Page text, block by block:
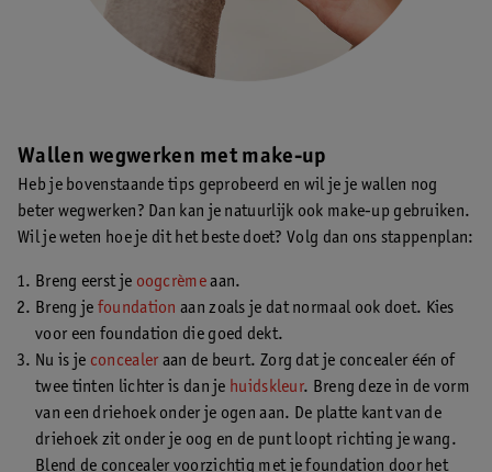
Wallen wegwerken met make-up
Heb je bovenstaande tips geprobeerd en wil je je wallen nog
beter wegwerken? Dan kan je natuurlijk ook make-up gebruiken.
Wil je weten hoe je dit het beste doet? Volg dan ons stappenplan:
Breng eerst je oogcrèmeaan.
Breng je foundation aan zoals je dat normaal ook doet. Kies
voor een foundation die goed dekt.
Nu is je concealer aan de beurt. Zorg dat je concealer één of
twee tinten lichter is dan je huidskleur. Breng deze in de vorm
van een driehoek onder je ogen aan. De platte kant van de
driehoek zit onder je oog en de punt loopt richting je wang.
Blend de concealer voorzichtig met je foundation door het